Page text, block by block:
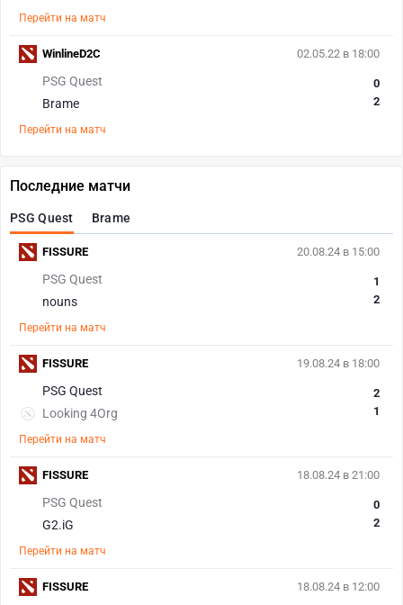
Перейти на матч
02.05.22 в 18:00
PSG Quest
Brame
0
2
Перейти на матч
WinlineD2C
Последние матчи
PSG Quest Brame
20.08.24 в 15:00
PSG Quest
nouns
1
2
Перейти на матч
FISSURE
19.08.24 в 18:00
PSG Quest
Looking 4Org
2
1
Перейти на матч
FISSURE
18.08.24 в 21:00
PSG Quest
G2.iG
0
2
Перейти на матч
FISSURE
18.08.24 в 12:00
FISSURE